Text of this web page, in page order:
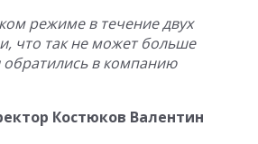
режиме в течение двух
что так не может больше
в компанию
Костюков Валентин